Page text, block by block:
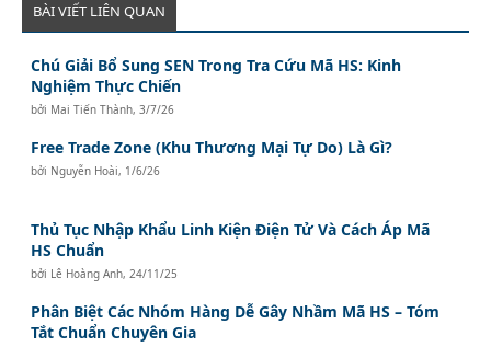
BÀI VIẾT LIÊN QUAN
Chú Giải Bổ Sung SEN Trong Tra Cứu Mã HS: Kinh
Nghiệm Thực Chiến
bởi Mai Tiến Thành,3/7/26
Free Trade Zone (Khu Thương Mại Tự Do) Là Gì?
bởi Nguyễn Hoài, 1/6/26
Thủ Tục Nhập Khẩu Linh Kiện Điện Tử Và Cách Áp Mã
HS Chuẩn
bởi Lê Hoàng Anh,24/11/25
Phân Biệt Các Nhóm Hàng Dễ Gây Nhầm Mã HS – Tóm
Tắt Chuẩn Chuyên Gia